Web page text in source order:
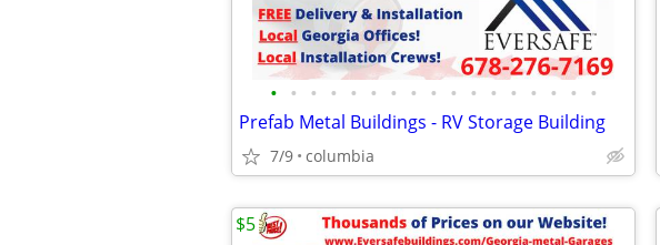
• • • • • • • • • • • • • • • • •
Prefab Metal Buildings - RV Storage Building
7/9 columbia
$5